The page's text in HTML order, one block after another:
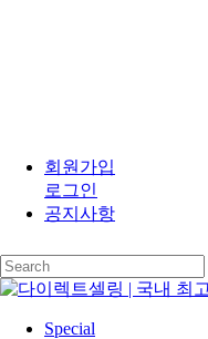
main
content
회원가입
로그인
공지사항
Close
search
Menu
Special